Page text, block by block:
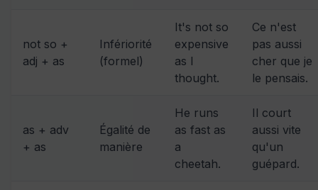
not so +
adj + as
Infériorité
(formel)
It's not so
expensive
as I
thought.
Ce n'est
pas aussi
cher que je
le pensais.
as + adv
+ as
Égalité de
manière
He runs
as fast as
a
cheetah.
Il court
aussi vite
qu'un
guépard.